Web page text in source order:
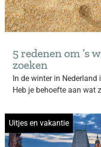
5 redenen om ’s
zoeken
In de winter in Nederland
Heb je behoefte aan wat
Uitjes en vakantie